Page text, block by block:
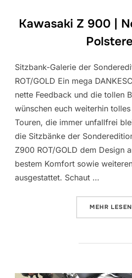
Kawasaki Z 900 |
Sitzbank-Galerie der
ROT/GOLD Ein mega
nette Feedback und die tollen
wünschen euch weiterhin
Touren, die immer unfallfrei
die Sitzbänke der
Z900 ROT/GOLD dem Design
bestem Komfort sowie
ausgestattet. Schaut …
MEHR ÜBER
LESEN